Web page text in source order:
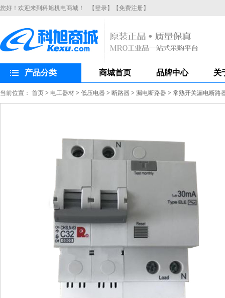
您好！欢迎来到科旭机电商城！ 【登录】 【免费注册】
产品分类 商城首页 品牌中心 关
当前位置： 首页 > 电工器材 > 低压电器 > 断路器 > 漏电断路器 > 常熟开关漏电断路